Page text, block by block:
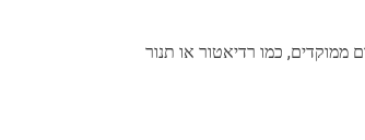
כמו רדיאטור או תנור